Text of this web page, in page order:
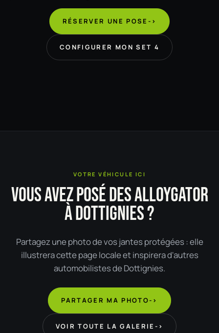
RÉSERVER UNE POSE ->
CONFIGURER MON SET 4
VOTRE VÉHICULE ICI
VOUS AVEZ POSÉ DES ALLOYGATOR
À DOTTIGNIES ?
Partagez une photo de vos jantes protégées : elle
illustrera cette page locale et inspirera d'autres
automobilistes de Dottignies.
PARTAGER MA PHOTO->
VOIR TOUTE LA GALERIE ->